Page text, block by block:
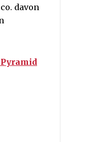
davon